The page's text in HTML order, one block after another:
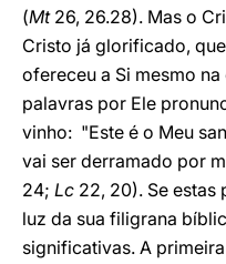
(Mt26, 26.28). Mas o
Cristo já glorificado,
ofereceu a Si mesmo
palavras por Ele
vinho: "Este é o Meu
vai ser derramado por
24; Lc 22, 20). Se estas
luz da sua filigrana
significativas. A